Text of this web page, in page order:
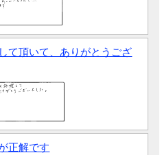
て頂いて、ありがとうござ
正解です